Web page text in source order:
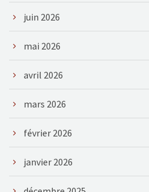
juin 2026
mai 2026
avril 2026
mars 2026
février 2026
janvier 2026